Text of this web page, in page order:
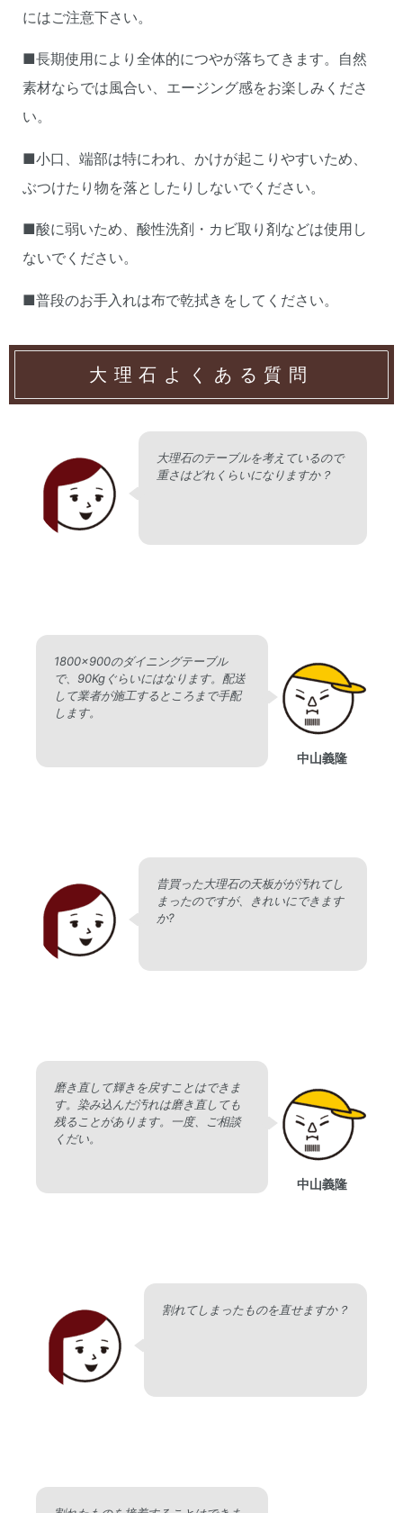
にはご注意下さい。
■長期使用により全体的につやが落ちてきます。自然
素材ならでは風合い、エージング感をお楽しみくださ
い。
■小口、端部は特にわれ、かけが起こりやすいため、
ぶつけたり物を落としたりしないでください。
■酸に弱いため、酸性洗剤・カビ取り剤などは使用し
ないでください。
■普段のお手入れは布で乾拭きをしてください。
大理石よくある質問
大理石のテーブルを考えているので
重さはどれくらいになりますか？
1800×900のダイニングテーブル
で、90Kgぐらいにはなります。配送
して業者が施工するところまで手配
します。
中山義隆
昔買った大理石の天板がが汚れてし
まったのですが、きれいにできます
か?
磨き直して輝きを戻すことはできま
す。染み込んだ汚れは磨き直しても
残ることがあります。一度、ご相談
くだい。
中山義隆
割れてしまったものを直せますか？